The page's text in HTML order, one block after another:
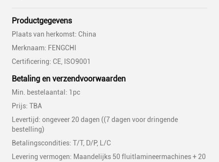
Productgegevens
Plaats van herkomst: China
Merknaam: FENGCHI
Certificering: CE, ISO9001
Betaling en verzendvoorwaarden
Min. bestelaantal: 1pc
Prijs: TBA
Levertijd: ongeveer 20 dagen ((7 dagen voor dringende
bestelling)
Betalingscondities: T/T, D/P, L/C
Levering vermogen: Maandelijks 50 fluitlamineermachines + 20